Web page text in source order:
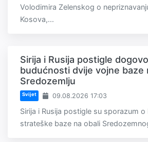
Volodimira Zelenskog o
Kosova,...
Sirija i Rusija postigle
budućnosti dvije vojne baze
Sredozemlju
Svijet 09.08.2026 17:03
Sirija i Rusija postigle su sporazum
strateške baze na obali